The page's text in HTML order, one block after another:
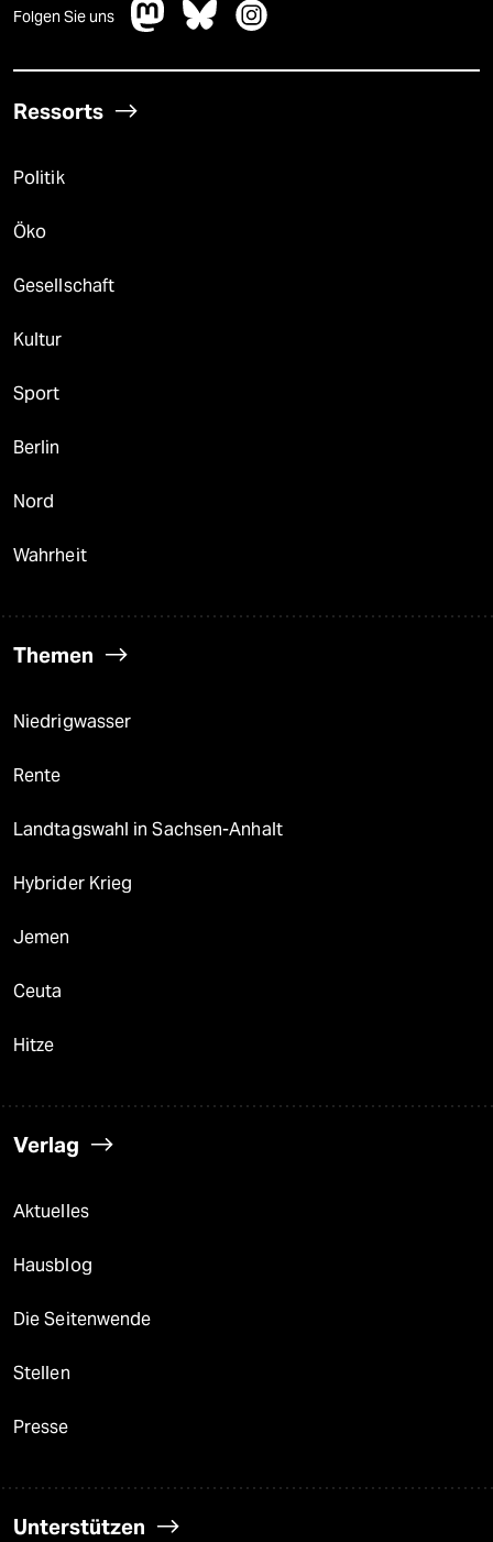
Folgen Sie uns
Ressorts
Politik
Öko
Gesellschaft
Kultur
Sport
Berlin
Nord
Wahrheit
Themen
Niedrigwasser
Rente
Landtagswahl in Sachsen-Anhalt
Hybrider Krieg
Jemen
Ceuta
Hitze
Verlag
Aktuelles
Hausblog
Die Seitenwende
Stellen
Presse
Unterstützen